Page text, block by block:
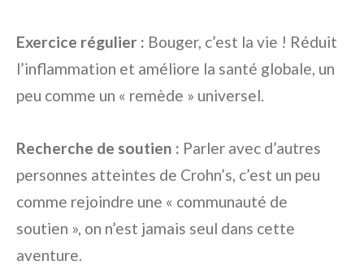
Exercice régulier : Bouger, c’est la vie ! Réduit
l’inflammation et améliore la santé globale, un
peu comme un « remède » universel.
Recherche de soutien : Parler avec d’autres
personnes atteintes de Crohn’s, c’est un peu
comme rejoindre une « communauté de
soutien », on n’est jamais seul dans cette
aventure.